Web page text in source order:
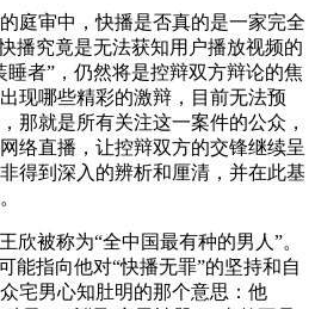
庭审中，快播是否真的是一家完全
播究竟是无法获知用户播放视频的
睡者”，仍然将是控辩双方辩论的焦
现哪些精彩的激辩，目前无法预
那就是所有关注这一案件的公众，
络直播，让控辩双方的交锋继续呈
得到深入的辨析和厘清，并在此基
欣被称为“全中国最有种的男人”。
能指向他对“快播无罪”的坚持和自
宅男心知肚明的那个意思：他